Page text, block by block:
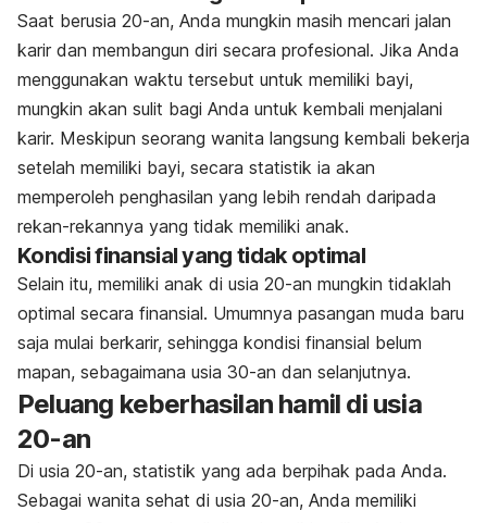
Saat berusia 20-an, Anda mungkin masih mencari jalan
karir dan membangun diri secara profesional. Jika Anda
menggunakan waktu tersebut untuk memiliki bayi,
mungkin akan sulit bagi Anda untuk kembali menjalani
karir. Meskipun seorang wanita langsung kembali bekerja
setelah memiliki bayi, secara statistik ia akan
memperoleh penghasilan yang lebih rendah daripada
rekan-rekannya yang tidak memiliki anak.
Kondisi finansial yang tidak optimal
Selain itu, memiliki anak di usia 20-an mungkin tidaklah
optimal secara finansial. Umumnya pasangan muda baru
saja mulai berkarir, sehingga kondisi finansial belum
mapan, sebagaimana usia 30-an dan selanjutnya.
Peluang keberhasilan hamil di usia
20-an
Di usia 20-an, statistik yang ada berpihak pada Anda.
Sebagai wanita sehat di usia 20-an, Anda memiliki